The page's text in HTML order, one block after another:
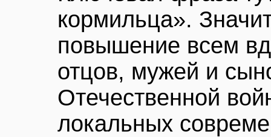
кормильца».
повышение всем
отцов, мужей и
Отечественной
локальных